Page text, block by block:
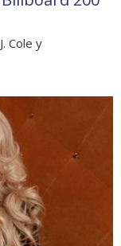
Cole y